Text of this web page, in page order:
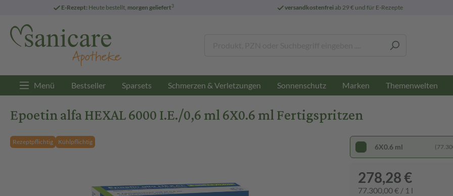
E-Rezept: Heute bestellt, morgen geliefert3 versandkostenfreiab 29 € und für E-Rezepte
Menü Bestseller Sparsets Schmerzen & Verletzungen Sonnenschutz Marken Themenwelten
Epoetin alfa HEXAL 6000 I.E./0,6 ml 6X0.6 ml Fertigspritzen
Rezeptpflichtig Kühlpflichtig
6X0.6 ml
278,28 €
77.300,00 € / 1 l